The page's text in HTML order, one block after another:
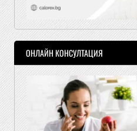
ОНЛАЙН КОНСУЛТАЦИЯ